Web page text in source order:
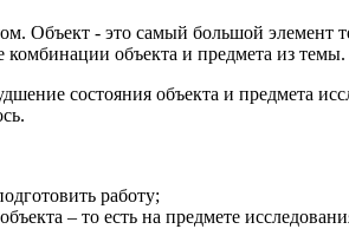
Объект - это самый большой
объекта и предмета из темы.
состояния объекта и предмета
работу;
– то есть на предмете